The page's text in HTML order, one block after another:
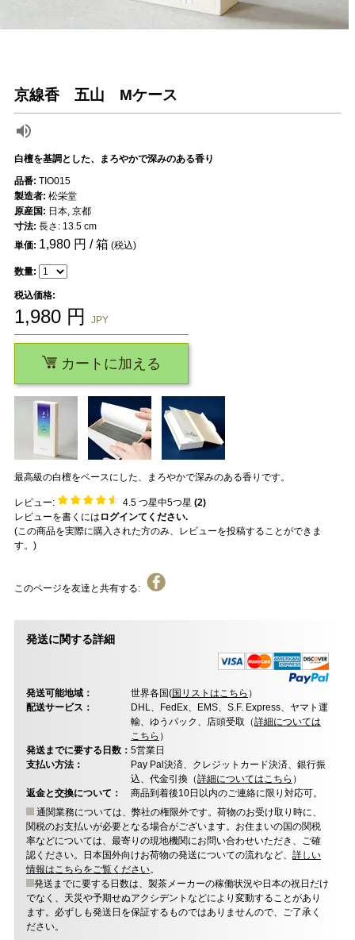
京線香 五山 Mケース
白檀を基調とした、まろやかで深みのある香り
最高級の白檀をベースにした、まろやかで深みのある香りです。
レビュー: 4.5つ星中5つ星 (2)
レビューを書くには ログインてください.
(この商品を実際に購入された方のみ、レビューを投稿することができま
す。)
このページを友達と共有する:
品番: TIO015
製造者: 松栄堂
原産国: 日本, 京都
寸法: 長さ: 13.5 cm
単価: 1,980円 / 箱 (税込)
数量:
税込価格:
1,980円 JPY
カートに加える
発送に関する詳細
発送可能地域： 世界各国(国リストはこちら ）
配送サービス：
DHL、FedEx、EMS、S.F. Express、ヤマト運
輸、ゆうパック、店頭受取（詳細については
こちら ）
発送までに要する日数： 5営業日
支払い方法：
Pay Pal決済、クレジットカード決済、銀行振
込、代金引換（詳細についてはこちら ）
返金と交換について：
商品到着後10日以内のご連絡に限り対応可。
通関業務については、弊社の権限外です。荷物のお受け取り時に、
関税のお支払いが必要となる場合がございます。お住まいの国の関税
率などについては、最寄りの現地機関にお問い合わせいただき、ご確
認ください。日本国外向けお荷物の発送についての流れなど、 詳しい
情報はこちらをご覧ください。
発送までに要する日数は、製茶メーカーの稼働状況や日本の祝日だけ
でなく、天災や予期せぬアクシデントなどにより変動することがあり
ます。必ずしも発送日を保証するものではありませんので、ご了承く
ださい。